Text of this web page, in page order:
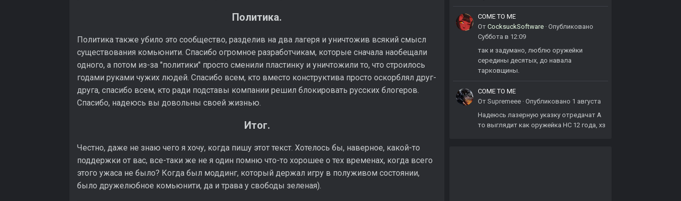
Политика.
Политика также убило это сообщество, разделив на два лагеря и уничтожив всякий смысл
существования комьюнити. Спасибо огромное разработчикам, которые сначала наобещали
одного, а потом из-за "политики" просто сменили пластинку и уничтожили то, что строилось
годами руками чужих людей. Спасибо всем, кто вместо конструктива просто оскорблял друг-
друга, спасибо всем, кто ради подставы компании решил блокировать русских блогеров.
Спасибо, надеюсь вы довольны своей жизнью.
Итог.
Честно, даже не знаю чего я хочу, когда пишу этот текст. Хотелось бы, наверное, какой-то
поддержки от вас, все-таки же не я один помню что-то хорошее о тех временах, когда всего
этого ужаса не было? Когда был моддинг, который держал игру в полуживом состоянии,
было дружелюбное комьюнити, да и трава у свободы зеленая).
COME TO ME
От CocksuckSoftware · Опубликовано
Суббота в 12:09
так и задумано, люблю оружейки
середины десятых, до навала
тарковщины.
COME TO ME
От Supremeee · Опубликовано 1 августа
Надеюсь лазерную указку отредачат А
то выглядит как оружейка НС 12 года, хз